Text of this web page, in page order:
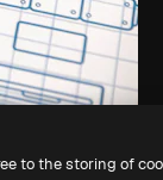
magnific.ai
to the storing of